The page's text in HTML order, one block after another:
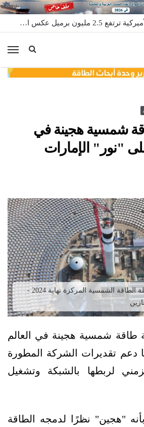
مخزونات النفط الأميركية ترتفع 2.5 مليون برميل عكس التوقعات
شمسية هجينة في
"نور" الإمارات
أعمال تركيب في مرحلة الطاقة الشمسية المركزة نهاية 2024 -
شمسية هجينة في العالم
دعم تقديرات الشركة المطورة
لربطها بالشبكة وتشغيل
"هجين" نظرًا لدمجه الطاقة